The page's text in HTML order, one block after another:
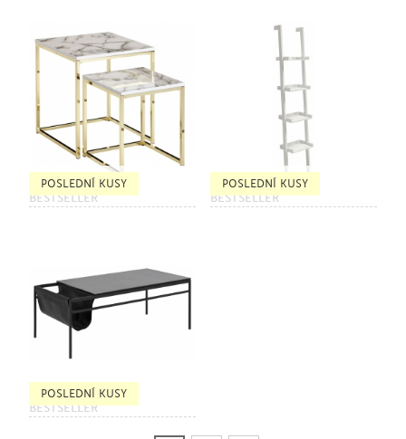
POSLEDNÍ KUSY
BESTSELLER
POSLEDNÍ KUSY
BESTSELLER
POSLEDNÍ KUSY
BESTSELLER